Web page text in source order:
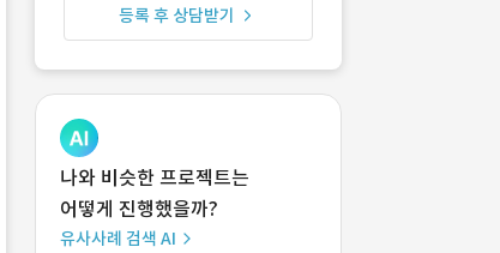
등록 후 상담받기
나와 비슷한 프로젝트는
어떻게 진행했을까?
유사사례 검색 AI